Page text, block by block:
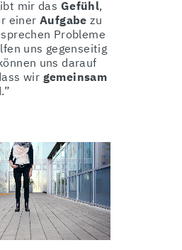
mir das Gefühl,
einer Aufgabezu
Probleme
uns gegenseitig
uns darauf
wir gemeinsam